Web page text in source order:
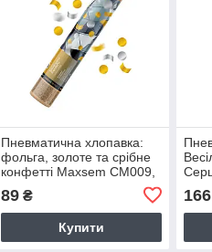
Пневматична хлопавка:
фольга, золоте та срібне
конфетті Maxsem CM009,
89₴
Купити
166